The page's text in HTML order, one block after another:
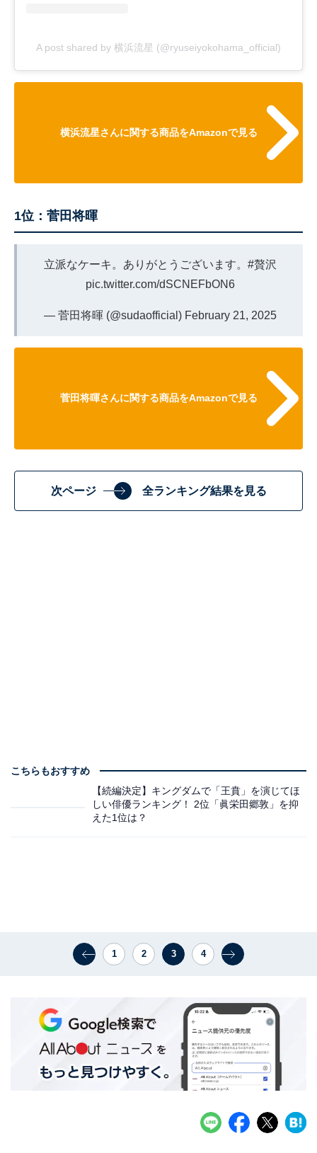
A post shared by 横浜流星 (@ryuseiyokohama_official)
横浜流星さんに関する商品をAmazonで見る
1位：菅田将暉
立派なケーキ。ありがとうございます。 #贅沢
pic.twitter.com/dSCNEFbON6
— 菅田将暉 (@sudaofficial) February 21, 2025
菅田将暉さんに関する商品をAmazonで見る
次ページ 全ランキング結果を見る
こちらもおすすめ
【続編決定】キングダムで「王賁」を演じてほ
しい俳優ランキング！ 2位「眞栄田郷敦」を抑
えた1位は？
1 2 3 4